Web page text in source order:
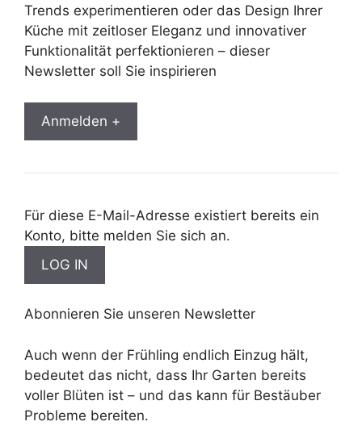
Trends experimentieren oder das Design Ihrer
Küche mit zeitloser Eleganz und innovativer
Funktionalität perfektionieren – dieser
Newsletter soll Sie inspirieren
Anmelden +
Für diese E-Mail-Adresse existiert bereits ein
Konto, bitte melden Sie sich an.
Abonnieren Sie unseren Newsletter
Auch wenn der Frühling endlich Einzug hält,
bedeutet das nicht, dass Ihr Garten bereits
voller Blüten ist – und das kann für Bestäuber
Probleme bereiten.